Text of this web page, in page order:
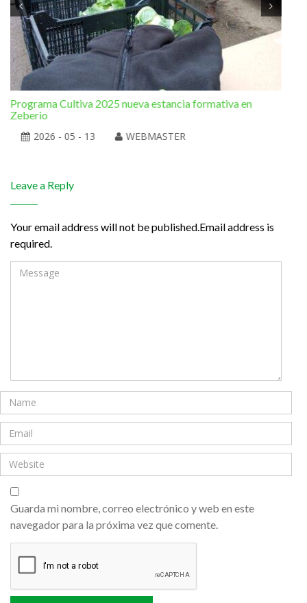
Programa Cultiva 2025 nueva estancia formativa en
Zeberio
2026 - 05 - 13
WEBMASTER
Leave a Reply
Your email address will not be published.Email address is
required.
Guarda mi nombre, correo electrónico y web en este
navegador para la próxima vez que comente.